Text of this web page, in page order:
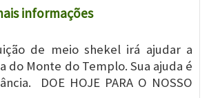
informações
de meio shekel irá ajudar a
do Monte do Templo. Sua ajuda é
DOE HOJE PARA O NOSSO